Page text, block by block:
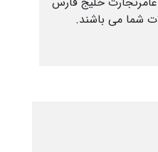
شما می باشند.